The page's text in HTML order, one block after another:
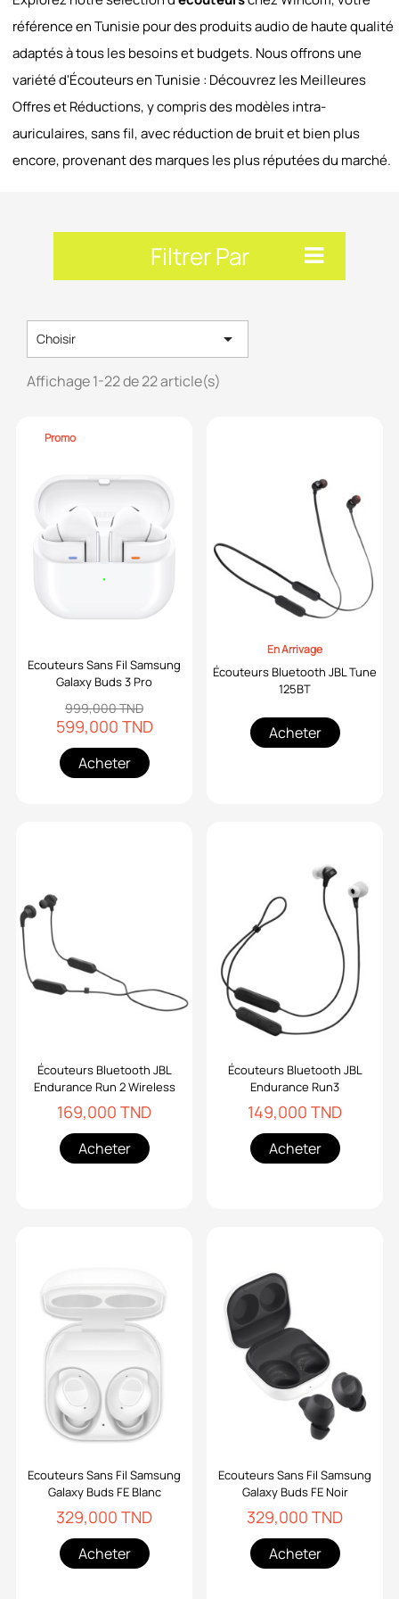
référence en Tunisie pour des produits audio de haute qualité
adaptés à tous les besoins et budgets. Nous offrons une
variété d'Écouteurs en Tunisie : Découvrez les Meilleures
Offres et Réductions, y compris des modèles intra-
auriculaires, sans fil, avec réduction de bruit et bien plus
encore, provenant des marques les plus réputées du marché.
Filtrer Par
Choisir 
Affichage 1-22 de 22 article(s)
Promo
Ecouteurs Sans Fil Samsung
Galaxy Buds 3 Pro
999,000 TND
599,000 TND
Acheter
En Arrivage
Écouteurs Bluetooth JBL Tune
125BT
Acheter
Écouteurs Bluetooth JBL
Endurance Run 2 Wireless
169,000 TND
Acheter
Écouteurs Bluetooth JBL
Endurance Run3
149,000 TND
Acheter
Ecouteurs Sans Fil Samsung
Galaxy Buds FE Blanc
329,000 TND
Acheter
Ecouteurs Sans Fil Samsung
Galaxy Buds FE Noir
329,000 TND
Acheter